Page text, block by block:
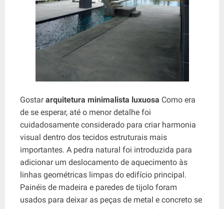
Gostararquitetura minimalista luxuosa Como era
de se esperar, até o menor detalhe foi
cuidadosamente considerado para criar harmonia
visual dentro dos tecidos estruturais mais
importantes. A pedra natural foi introduzida para
adicionar um deslocamento de aquecimento às
linhas geométricas limpas do edifício principal.
Painéis de madeira e paredes de tijolo foram
usados ​​para deixar as peças de metal e concreto se